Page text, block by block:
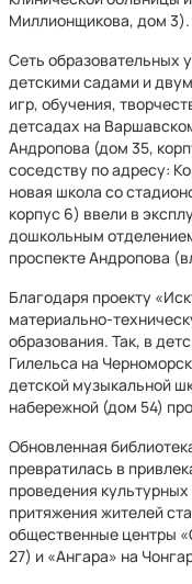
Миллионщикова, дом 3).
Сеть образовательных
детскими садами и
игр, обучения,
детсадах на
Андропова (дом 35,
соседству по адресу:
новая школа со
корпус 6) ввели в
дошкольным
проспекте Андропова
Благодаря проекту
материально-
образования. Так, в
Гилельса на
детской музыкальной
набережной (дом 54)
Обновленная
превратилась в
проведения
притяжения жителей
общественные центры
27) и «Ангара» на